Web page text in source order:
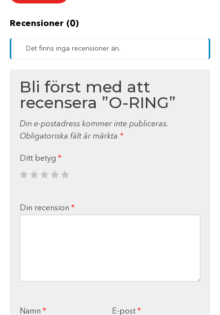
Recensioner (0)
Det finns inga recensioner än.
Bli först med att
recensera ”O-RING”
Din e-postadress kommer inte publiceras.
Obligatoriska fält är märkta *
Ditt betyg *
Din recension *
Namn * E-post *